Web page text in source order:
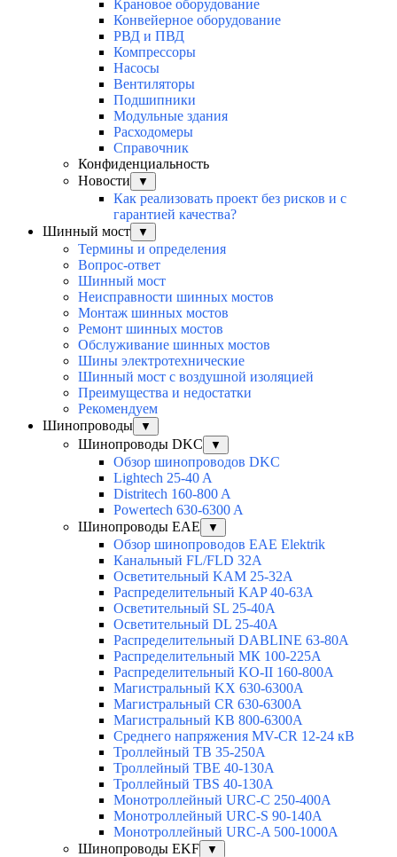
Крановое оборудование
Конвейерное оборудование
РВД и ПВД
Компрессоры
Насосы
Вентиляторы
Подшипники
Модульные здания
Расходомеры
Справочник
Конфиденциальность
Новости
▼
Как реализовать проект без рисков и с
гарантией качества?
Шинный мост
▼
Термины и определения
Вопрос-ответ
Шинный мост
Неисправности шинных мостов
Монтаж шинных мостов
Ремонт шинных мостов
Обслуживание шинных мостов
Шины электротехнические
Шинный мост с воздушной изоляцией
Преимущества и недостатки
Рекомендуем
Шинопроводы
▼
Шинопроводы DKC ▼
Обзор шинопроводов DKC
Lightech 25-40 A
Distritech 160-800 A
Powertech 630-6300 A
Шинопроводы EAE
▼
Обзор шинопроводов EAE Elektrik
Канальный FL/FLD 32A
Осветительный KAM 25-32А
Распределительный KAP 40-63A
Осветительный SL 25-40А
Осветительный DL 25-40А
Распределительный DABLINE 63-80A
Распределительный МК 100-225А
Распределительный KO-II 160-800А
Магистральный KX 630-6300А
Магистральный CR 630-6300А
Магистральный KB 800-6300А
Среднего напряжения MV-CR 12-24 кВ
Троллейный TB 35-250A
Троллейный TBE 40-130A
Троллейный TBS 40-130A
Монотроллейный URC-C 250-400A
Монотроллейный URC-S 90-140A
Монотроллейный URC-A 500-1000A
Шинопроводы EKF
▼